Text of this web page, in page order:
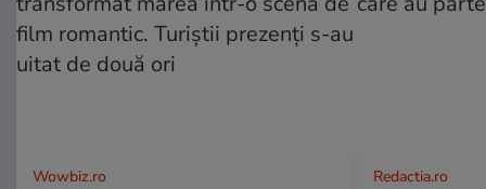
Wowbiz.ro Redactia.ro